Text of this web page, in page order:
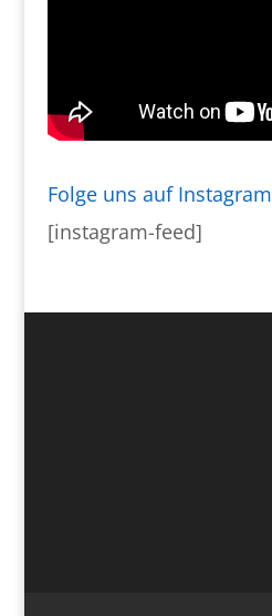
Folge uns auf Instagram
[instagram-feed]